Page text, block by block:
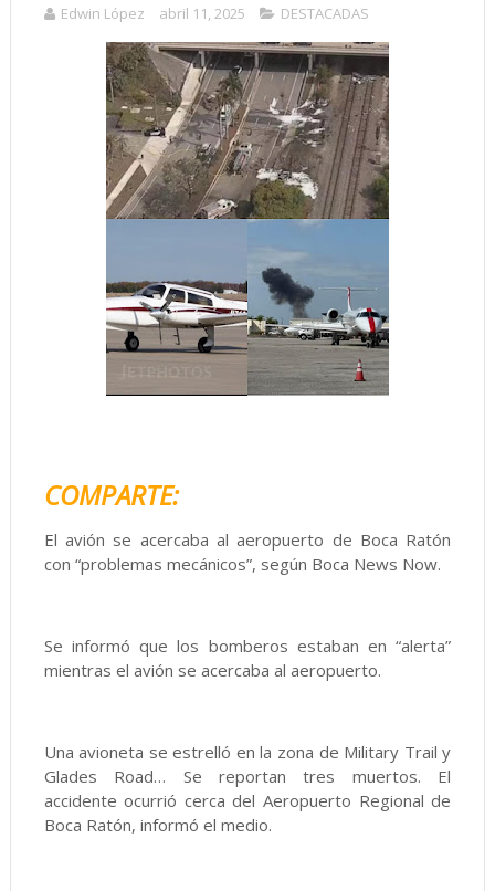
Edwin López abril 11, 2025 DESTACADAS
COMPARTE:
El avión se acercaba al aeropuerto de Boca Ratón
con “problemas mecánicos”, según Boca News Now.
Se informó que los bomberos estaban en “alerta”
mientras el avión se acercaba al aeropuerto.
Una avioneta se estrelló en la zona de Military Trail y
Glades Road… Se reportan tres muertos. El
accidente ocurrió cerca del Aeropuerto Regional de
Boca Ratón, informó el medio.